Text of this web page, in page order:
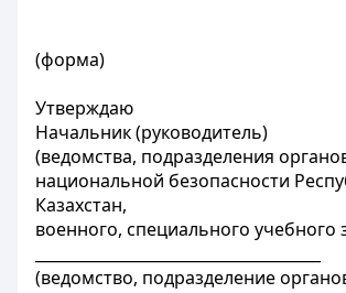
(форма)
Утверждаю
Начальник (руководитель)
(ведомства, подразделения
национальной безопасности
Казахстан,
военного, специального учебного
(ведомство, подразделение